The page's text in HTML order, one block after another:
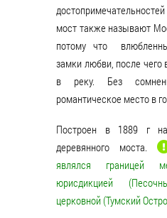
мост также называют
потому что
замки любви, после
в реку. Без
романтическое место в
Построен в 1889 г на
деревянного моста.
являлся границей
юрисдикцией
церковной (Тумский